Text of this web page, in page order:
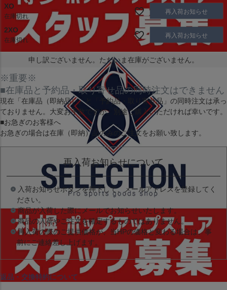
XO
在庫切れ
再入荷お知らせ
2XO
在庫切れ
再入荷お知らせ
申し訳ございません。ただいま在庫がございません。
※重要※
■在庫品と予約品・取り寄せ品の同時注文はできません
現在 「在庫品（即納品）」と 「予約品・取り寄せ品」 の同時注文は承っ
ておりません。大変お手数ですが、別途ご購入いただければ幸いです。
■お急ぎのお客様へ
お急ぎの場合は在庫（即納）品のみのご注文をお願い致します。
再入荷お知らせについて
入荷お知らせボタンを押下して、メールアドレスを登録してく
ださい。
商品が入荷した際にメールでお知らせいたします。
商品の入荷やご注文を確定するものではありません。
再入荷の際のご提供価格が、当HPの価格と変わる場合は、事
前にご連絡差し上げます。
返品・交換特約について